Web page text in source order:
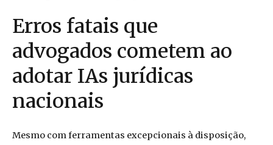
Erros fatais que
advogados cometem ao
adotar IAs jurídicas
nacionais
Mesmo com ferramentas excepcionais à disposição,